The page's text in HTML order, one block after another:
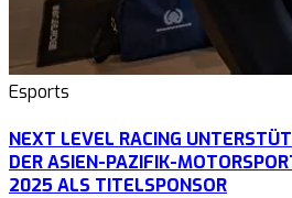
Esports
NEXT LEVEL RACING
DER ASIEN-PAZIFIK-
2025 ALS TITELSPONSOR